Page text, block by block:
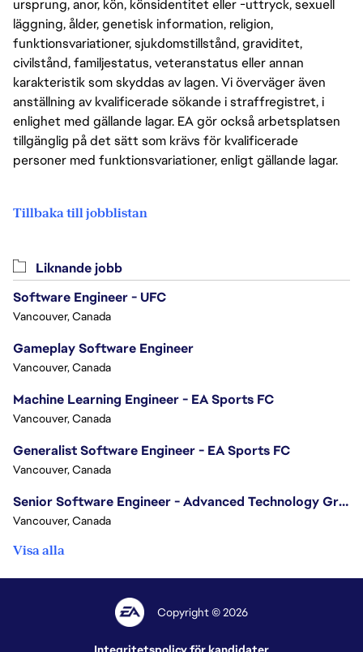
ursprung, anor, kön, könsidentitet eller -uttryck, sexuell
läggning, ålder, genetisk information, religion,
funktionsvariationer, sjukdomstillstånd, graviditet,
civilstånd, familjestatus, veteranstatus eller annan
karakteristik som skyddas av lagen. Vi överväger även
anställning av kvalificerade sökande i straffregistret, i
enlighet med gällande lagar. EA gör också arbetsplatsen
tillgänglig på det sätt som krävs för kvalificerade
personer med funktionsvariationer, enligt gällande lagar.
Tillbaka till jobblistan
Liknande jobb
Software Engineer - UFC
Vancouver, Canada
Gameplay Software Engineer
Vancouver, Canada
Machine Learning Engineer - EA Sports FC
Vancouver, Canada
Generalist Software Engineer - EA Sports FC
Vancouver, Canada
Senior Software Engineer - Advanced Technology Group
Vancouver, Canada
Visa alla
Copyright © 2026